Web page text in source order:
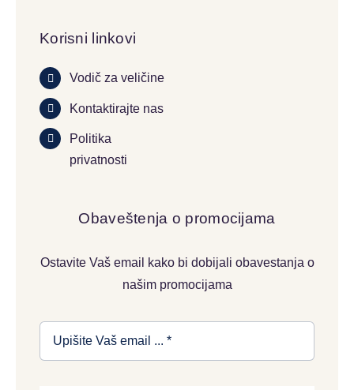
Korisni linkovi
Vodič za veličine
Kontaktirajte nas
Politika
privatnosti
Obaveštenja o promocijama
Ostavite Vaš email kako bi dobijali obavestanja o
našim promocijama